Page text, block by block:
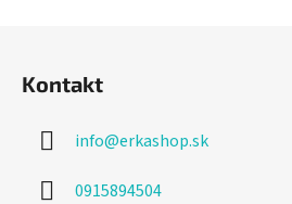
Kontakt
info@erkashop.sk
0915894504